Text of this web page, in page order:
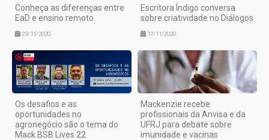
Conheça as diferenças entre
EaD e ensino remoto
23/11/2020
Escritora Índigo conversa
sobre criatividade no Diálogos
17/11/2020
Os desafios e as
oportunidades no
agronegócio são o tema do
Mack BSB Lives 22
Mackenzie recebe
profissionais da Anvisa e da
UFRJ para debate sobre
imunidade e vacinas